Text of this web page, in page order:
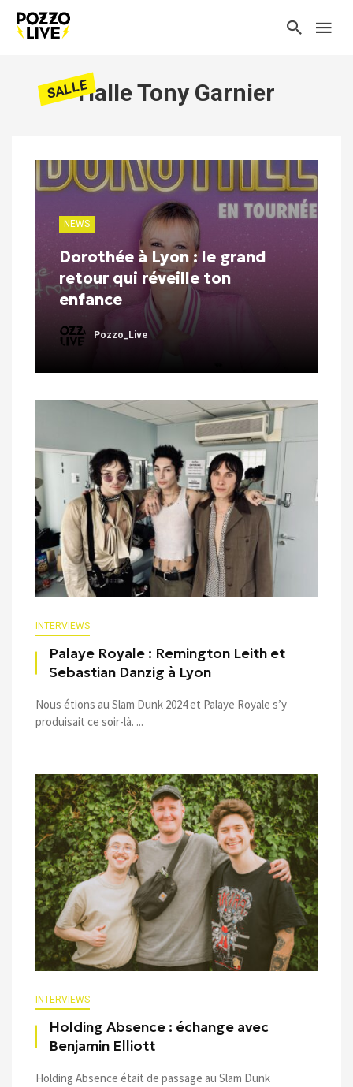
SALLEHalle Tony Garnier
NEWS
Dorothée à Lyon : le grand
retour qui réveille ton
enfance
Pozzo_Live
INTERVIEWS
Palaye Royale : Remington Leith et
Sebastian Danzig à Lyon
Nous étions au Slam Dunk 2024 et Palaye Royale s’y
produisait ce soir-là. ...
INTERVIEWS
Holding Absence : échange avec
Benjamin Elliott
Holding Absence était de passage au Slam Dunk